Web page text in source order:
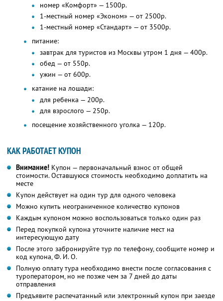
номер «Комфорт» — 1500р.
1-местный номер «Эконом» — от 2500р.
1-местный номер «Стандарт» — от 3500р.
питание:
завтрак для туристов из Москвы утром 1 дня — 400р.
обед — от 550р.
ужин — от 600р.
катание на лошади:
для ребенка — 200р.
для взрослого — 250р.
посещение хозяйственного уголка — 120р.
КАК РАБОТАЕТ КУПОН
Внимание! Купон — первоначальный взнос от общей
стоимости. Оставшуюся стоимость необходимо доплатить на
месте
Купон действует на один тур для одного человека
Можно купить неограниченное количество купонов
Каждым купоном можно воспользоваться только один раз
Перед покупкой купона уточните наличие мест на
интересующую дату
После этого забронируйте тур по телефону, сообщите номер и
код купона,Ф. И. О.
Полную оплату тура необходимо внести после согласования с
туроператором, но не позже чем за 7 дней до даты
отправления
Предъявите распечатанный или электронный купон при заезде